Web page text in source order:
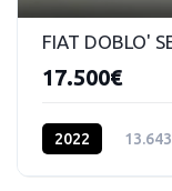
FIAT DOBLO'
17.500€
2022